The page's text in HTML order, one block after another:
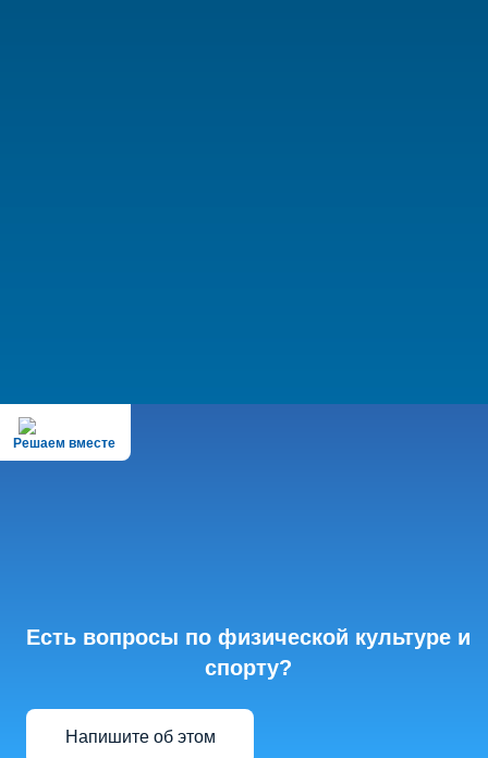
Решаем вместе
Есть вопросы по физической культуре и
спорту?
Напишите об этом